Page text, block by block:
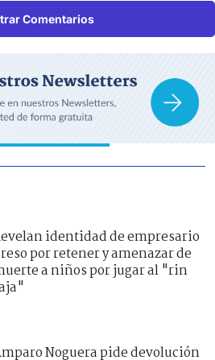
Comentarios
identidad de empresario
por retener y amenazar de
a niños por jugar al "rin
Noguera pide devolución